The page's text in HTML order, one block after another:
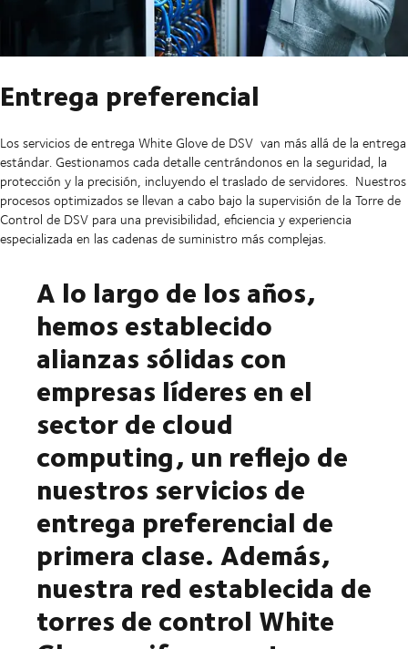
Entrega preferencial
Los servicios de entrega White Glove de DSV van más allá de la entrega
estándar. Gestionamos cada detalle centrándonos en la seguridad, la
protección y la precisión, incluyendo el traslado de servidores. Nuestros
procesos optimizados se llevan a cabo bajo la supervisión de la Torre de
Control de DSV para una previsibilidad, eficiencia y experiencia
especializada en las cadenas de suministro más complejas.
A lo largo de los años,
hemos establecido
alianzas sólidas con
empresas líderes en el
sector de cloud
computing, un reflejo de
nuestros servicios de
entrega preferencial de
primera clase. Además,
nuestra red establecida de
torres de control White